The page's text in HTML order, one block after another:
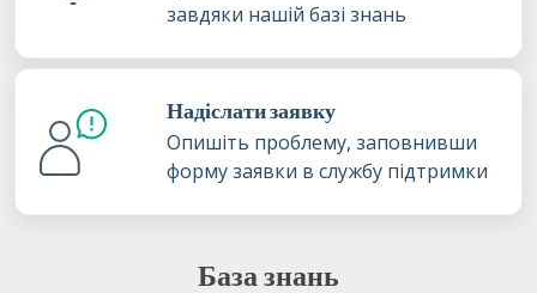
завдяки нашій базі знань
Надіслати заявку
Опишіть проблему, заповнивши
форму заявки в службу підтримки
База знань